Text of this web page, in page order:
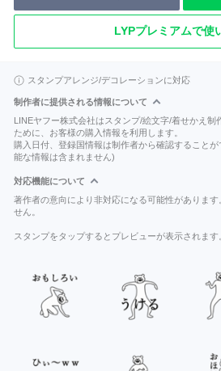
LYPプレミアムで使
スタンプアレンジ/デコレーションに対応
制作者に提供される情報について
LINEヤフー株式会社はスタンプ/絵文字/着せかえ制
ために、お客様の購入情報を利用します。
購入日付、登録国情報は制作者から確認すること
能な情報は含まれません)
対応機能について
著作者の意向により非対応になる可能性がありま
せん。
スタンプをタップするとプレビューが表示されます